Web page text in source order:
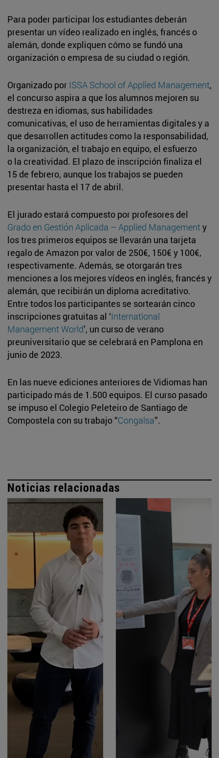
Para poder participar los estudiantes deberán
presentar un vídeo realizado en inglés, francés o
alemán, donde expliquen cómo se fundó una
organización o empresa de su ciudad o región.
Organizado por ISSA School of Applied Management,
el concurso aspira a que los alumnos mejoren su
destreza en idiomas, sus habilidades
comunicativas, el uso de herramientas digitales y a
que desarrollen actitudes como la responsabilidad,
la organización, el trabajo en equipo, el esfuerzo
o la creatividad. El plazo de inscripción finaliza el
15 de febrero, aunque los trabajos se pueden
presentar hasta el 17 de abril.
El jurado estará compuesto por profesores del
Grado en Gestión Aplicada – Applied Managementy
los tres primeros equipos se llevarán una tarjeta
regalo de Amazon por valor de 250€, 150€ y 100€,
respectivamente. Además, se otorgarán tres
menciones a los mejores vídeos en inglés, francés y
alemán, que recibirán un diploma acreditativo.
Entre todos los participantes se sortearán cinco
inscripciones gratuitas al ‘International
Management World’, un curso de verano
preuniversitario que se celebrará en Pamplona en
junio de 2023.
En las nueve ediciones anteriores de Vidiomas han
participado más de 1.500 equipos. El curso pasado
se impuso el Colegio Peleteiro de Santiago de
Compostela con su trabajo “Congalsa”.
Noticias relacionadas